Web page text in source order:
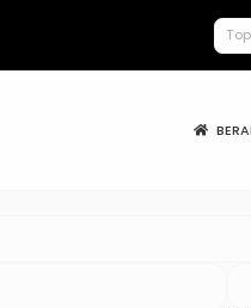
Prabowo